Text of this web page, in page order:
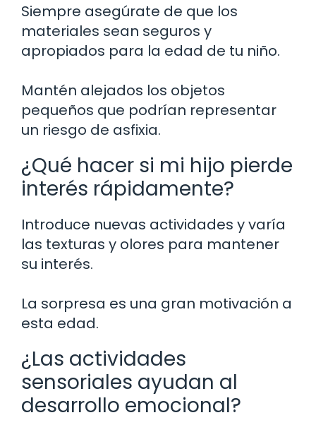
Siempre asegúrate de que los
materiales sean seguros y
apropiados para la edad de tu niño.
Mantén alejados los objetos
pequeños que podrían representar
un riesgo de asfixia.
¿Qué hacer si mi hijo pierde
interés rápidamente?
Introduce nuevas actividades y varía
las texturas y olores para mantener
su interés.
La sorpresa es una gran motivación a
esta edad.
¿Las actividades
sensoriales ayudan al
desarrollo emocional?